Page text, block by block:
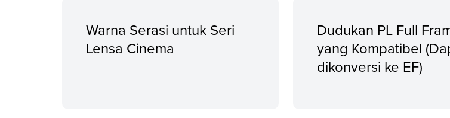
Warna Serasi untuk Seri
Lensa Cinema
Dudukan PL Full
yang Kompatibel
dikonversi ke EF)